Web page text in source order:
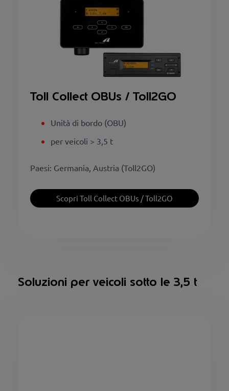
Toll Collect OBUs / Toll2GO
Unità di bordo (OBU)
per veicoli > 3,5 t
Paesi: Germania, Austria (Toll2GO)
Scopri Toll Collect OBUs / Toll2GO
Soluzioni per veicoli sotto le 3,5 t